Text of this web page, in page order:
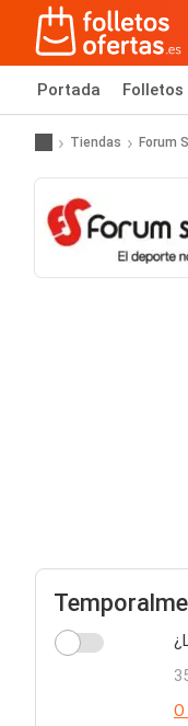
Portada
Tiendas Forum